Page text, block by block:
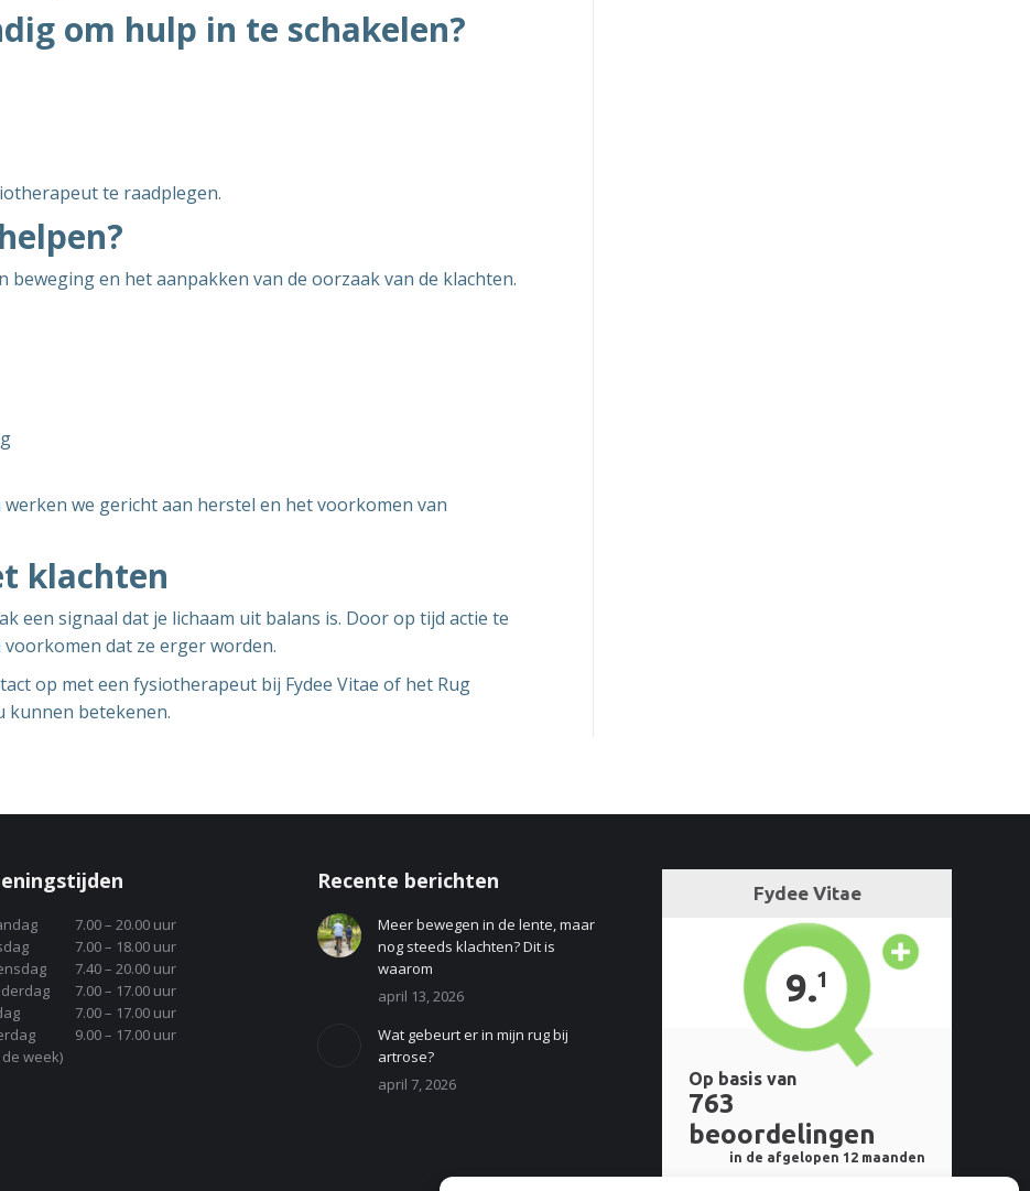
om hulp in te schakelen?
te raadplegen.
en het aanpakken van de oorzaak van de klachten.
we gericht aan herstel en het voorkomen van
klachten
een signaal dat je lichaam uit balans is. Door op tijd actie te
dat ze erger worden.
op met een fysiotherapeut bij Fydee Vitae of het Rug
kunnen betekenen.
7.00 – 20.00 uur
7.00 – 18.00 uur
7.40 – 20.00 uur
7.00 – 17.00 uur
7.00 – 17.00 uur
9.00 – 17.00 uur
week)
Recente berichten
Meer bewegen in de lente, maar
nog steeds klachten? Dit is
waarom
april 13, 2026
Wat gebeurt er in mijn rug bij
artrose?
april 7, 2026